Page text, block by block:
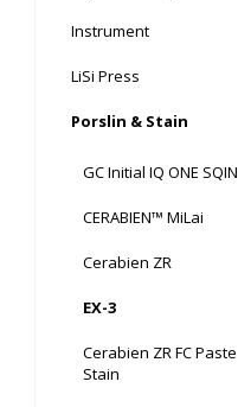
Instrument
LiSi Press
Porslin & Stain
GC Initial IQ ONE SQIN
CERABIEN™ MiLai
Cerabien ZR
EX-3
Cerabien ZR FC Paste
Stain